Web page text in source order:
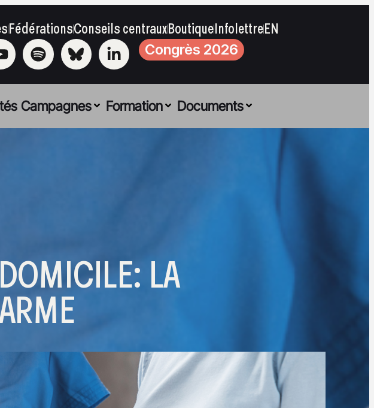
FédérationsConseils centrauxBoutiqueInfolettreEN
Congrès 2026
Campagnes Formation Documents
LA